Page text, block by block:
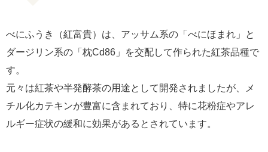
べにふうき（紅富貴）は、アッサム系の「べにほまれ」と
ダージリン系の「枕Cd86」を交配して作られた紅茶品種で
す。
元々は紅茶や半発酵茶の用途として開発されましたが、メ
チル化カテキンが豊富に含まれており、特に花粉症やアレ
ルギー症状の緩和に効果があるとされています。